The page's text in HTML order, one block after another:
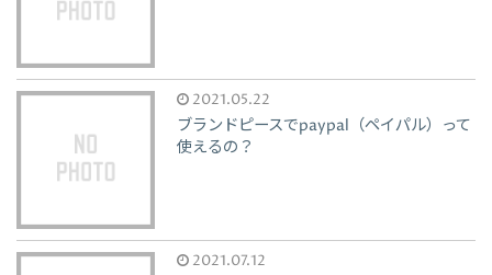
2021.05.22
ブランドピースでpaypal（ペイパル）って
使えるの？
2021.07.12